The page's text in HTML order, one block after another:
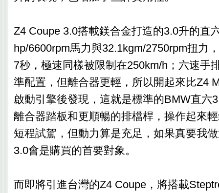
Z4 Coupe 3.0搭載鎂合金打造的3.0升的直
hp/6600rpm馬力與32.1kgm/2750rpm扭力
7秒，極速同樣被限制在250km/h；六速手
準配置，但離合器更輕，所以開起來比Z4
啟動引擎後發現，這就是標準的BMW直六
離合器踏板和更順暢的排檔桿，操作起來
短程試駕，但動力算是充足，如果真要我
3.0會是購買的首要對象。
而即將引進台灣的Z4 Coupe，將搭載